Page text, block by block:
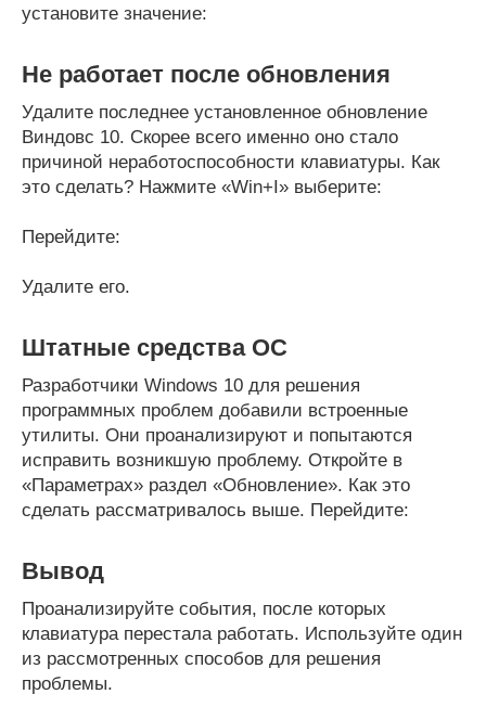
установите значение:
Не работает после обновления
Удалите последнее установленное обновление
Виндовс 10. Скорее всего именно оно стало
причиной неработоспособности клавиатуры. Как
это сделать? Нажмите «Win+I» выберите:
Перейдите:
Удалите его.
Штатные средства ОС
Разработчики Windows 10 для решения
программных проблем добавили встроенные
утилиты. Они проанализируют и попытаются
исправить возникшую проблему. Откройте в
«Параметрах» раздел «Обновление». Как это
сделать рассматривалось выше. Перейдите:
Вывод
Проанализируйте события, после которых
клавиатура перестала работать. Используйте один
из рассмотренных способов для решения
проблемы.